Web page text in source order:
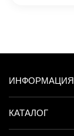
ИНФОРМАЦИЯ
КАТАЛОГ